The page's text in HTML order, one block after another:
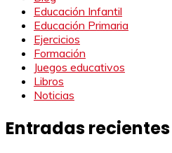
Educación Infantil
Educación Primaria
Ejercicios
Formación
Juegos educativos
Libros
Noticias
Entradas recientes